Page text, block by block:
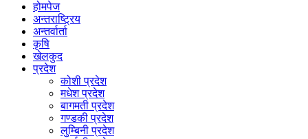
होमपेज
अन्तराष्ट्रिय
अन्तर्वार्ता
कृषि
खेलकुद
प्रदेश
कोशी प्रदेश
मधेश प्रदेश
बागमती प्रदेश
गण्डकी प्रदेश
लुम्बिनी प्रदेश